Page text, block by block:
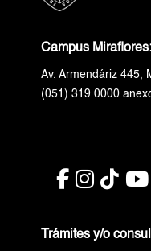
Campus Miraflores:
Av. Armendáriz 445,
(051) 319 0000
Trámites y/o